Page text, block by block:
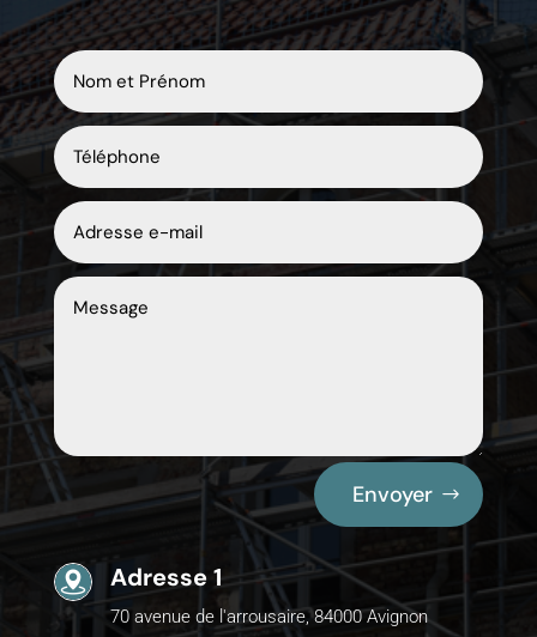
Envoyer
Adresse 1
70 avenue de l'arrousaire, 84000 Avignon